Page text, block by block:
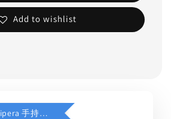
Add to wishlist
$39加價購 // peripera 手持化妝鏡